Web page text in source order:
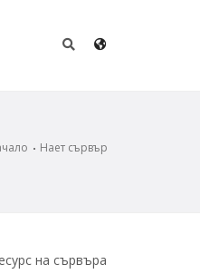
Нает сървър
на сървъра